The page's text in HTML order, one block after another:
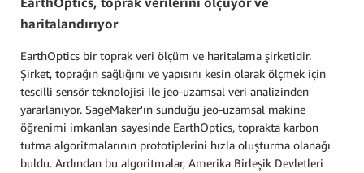
haritalandırıyor
EarthOptics bir toprak veri ölçüm ve haritalama şirketidir.
Şirket, toprağın sağlığını ve yapısını kesin olarak ölçmek için
tescilli sensör teknolojisi ile jeo-uzamsal veri analizinden
yararlanıyor. SageMaker'ın sunduğu jeo-uzamsal makine
öğrenimi imkanları sayesinde EarthOptics, toprakta karbon
tutma algoritmalarının prototiplerini hızla oluşturma olanağı
buldu. Ardından bu algoritmalar, Amerika Birleşik Devletleri